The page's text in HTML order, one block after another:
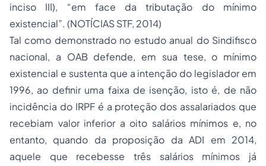
inciso III), “em face da tributação do mínimo
existencial”. (NOTÍCIAS STF, 2014)
Tal como demonstrado no estudo anual do Sindifisco
nacional, a OAB defende, em sua tese, o mínimo
existencial e sustenta que a intenção do legislador em
1996, ao definir uma faixa de isenção, isto é, de não
incidência do IRPF é a proteção dos assalariados que
recebiam valor inferior a oito salários mínimos e, no
entanto, quando da proposição da ADI em 2014,
aquele que recebesse três salários mínimos já